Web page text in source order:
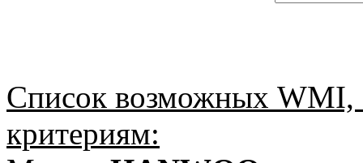
Список возможных
критериям: